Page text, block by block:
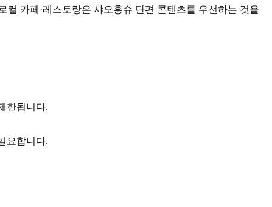
컬 카페·레스토랑은 샤오홍슈 단편 콘텐츠를 우선하는 것을
한됩니다.
요합니다.